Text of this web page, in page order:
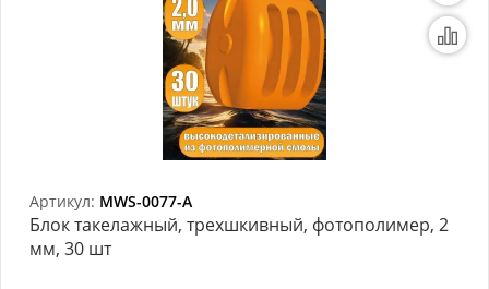
Артикул: MWS-0077-A
Блок такелажный, трехшкивный, фотополимер, 2
мм, 30 шт